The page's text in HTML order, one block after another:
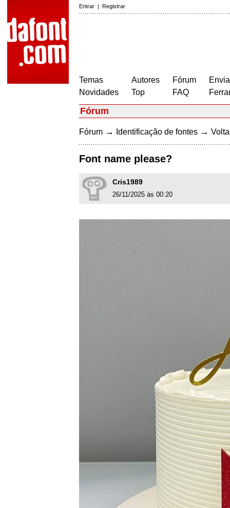
Entrar | Registrar
Temas
Novidades
Autores
Top
Fórum
FAQ
Fórum
Fórum → Identificação de fontes →
Font name please?
Cris1989
26/11/2025 às 00:20